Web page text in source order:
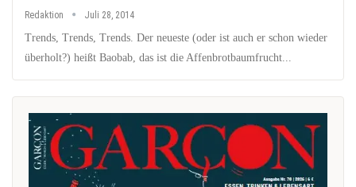
Redaktion Juli 28, 2014
Trends, Trends, Trends. Der neueste (oder ist auch er schon wieder
überholt?) heißt Baobab, das ist die Affenbrotbaumfrucht...